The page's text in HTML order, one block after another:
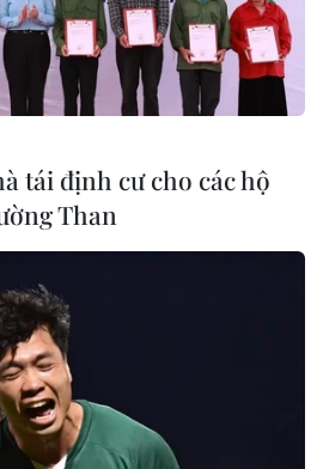
tái định cư cho các hộ
Than